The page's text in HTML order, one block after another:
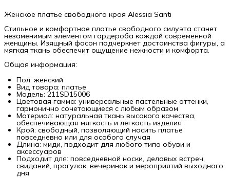
Женское платье свободного кроя Alessia Santi
Стильное и комфортное платье свободного силуэта станет
незаменимым элементом гардероба каждой современной
женщины. Изящный фасон подчеркнет достоинства фигуры, а
мягкая ткань обеспечит ощущение нежности и комфорта.
Общая информация:
Пол: женский
Вид товара: платье
Модель: 211SD15006
Цветовая гамма: универсальные пастельные оттенки,
гармонично сочетающиеся с любым образом
Материал: натуральная ткань высокого качества,
обеспечивающая мягкость и легкость изделия
Крой: свободный, позволяющий носить платье
повседневно или для особого случая
Длина: миди, подходит для любого типа обуви и
аксессуаров
Подходит для: повседневной носки, деловых встреч,
свиданий, прогулок, вечеринок и мероприятий выходного
дня